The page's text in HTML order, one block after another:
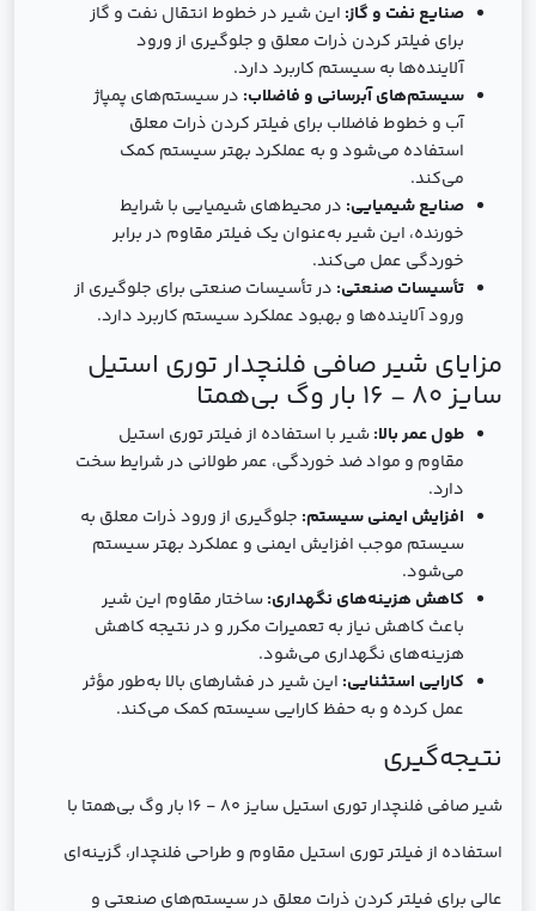
صنایع نفت و گاز: این شیر در خطوط انتقال نفت و گاز
برای فیلتر کردن ذرات معلق و جلوگیری از ورود
آلاینده‌ها به سیستم کاربرد دارد.
سیستم‌های آبرسانی و فاضلاب: در سیستم‌های پمپاژ
آب و خطوط فاضلاب برای فیلتر کردن ذرات معلق
استفاده می‌شود و به عملکرد بهتر سیستم کمک
می‌کند.
صنایع شیمیایی: در محیط‌های شیمیایی با شرایط
خورنده، این شیر به‌عنوان یک فیلتر مقاوم در برابر
خوردگی عمل می‌کند.
تأسیسات صنعتی: در تأسیسات صنعتی برای جلوگیری از
ورود آلاینده‌ها و بهبود عملکرد سیستم کاربرد دارد.
مزایای شیر صافی فلنچدار توری استیل
سایز 80 - 16 بار وگ بی‌همتا
طول عمر بالا:شیر با استفاده از فیلتر توری استیل
مقاوم و مواد ضد خوردگی، عمر طولانی در شرایط سخت
دارد.
افزایش ایمنی سیستم: جلوگیری از ورود ذرات معلق به
سیستم موجب افزایش ایمنی و عملکرد بهتر سیستم
می‌شود.
کاهش هزینه‌های نگهداری:ساختار مقاوم این شیر
باعث کاهش نیاز به تعمیرات مکرر و در نتیجه کاهش
هزینه‌های نگهداری می‌شود.
کارایی استثنایی: این شیر در فشارهای بالا به‌طور مؤثر
عمل کرده و به حفظ کارایی سیستم کمک می‌کند.
نتیجه‌گیری
شیر صافی فلنچدار توری استیل سایز 80 - 16 بار وگ بی‌همتا با
استفاده از فیلتر توری استیل مقاوم و طراحی فلنچدار، گزینه‌ای
عالی برای فیلتر کردن ذرات معلق در سیستم‌های صنعتی و